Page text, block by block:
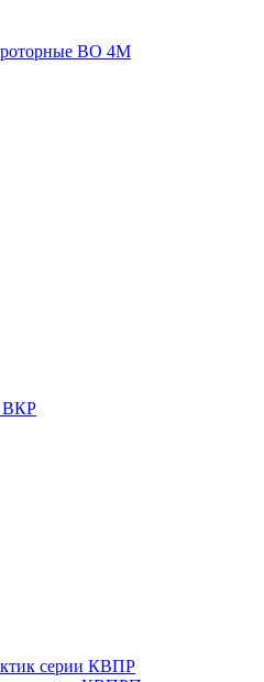
ВО 4М
ВКР
серии КВПР